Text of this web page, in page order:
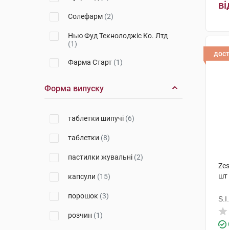
Солефарм (2)
Нью Фуд Текнолоджіс Ко. Лтд
(1)
Фарма Старт (1)
Нов Фудс(1)
Озимук Фарм(1)
Маклеодс Фармасьютикалс
Новелті Фарма ГДД СА
Чарлі ПП(1)
Іннофарма(1)
Мастер Фарм Польска
Форма випуску
таблетки шипучі (6)
таблетки (8)
пастилки жувальні (2)
капсули (15)
порошок (3)
розчин (1)
шт